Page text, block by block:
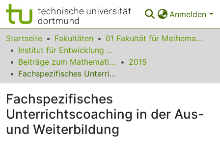
Anmelden
Bereiche & Sammlungen
Das gesamte Repositorium
Statistiken
FAQ
Leitlinien
Zurück zur Startseite
Startseite Fakultäten
01 Fakultät für Mathematik
Institut für Entwicklung und Erforschung des Mathematikunterrichts
Beiträge zum Mathematikunterricht
2015
Fachspezifisches Unterrichtscoaching in der Aus- und Weiterbildung
Fachspezifisches
Unterrichtscoaching in der Aus-
und Weiterbildung